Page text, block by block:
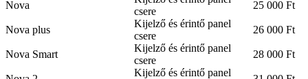
Nova
csere
25 000 Ft
Nova plus
Kijelző és érintő panel
csere
26 000 Ft
Nova Smart
Kijelző és érintő panel
csere
28 000 Ft
Kijelző és érintő panel